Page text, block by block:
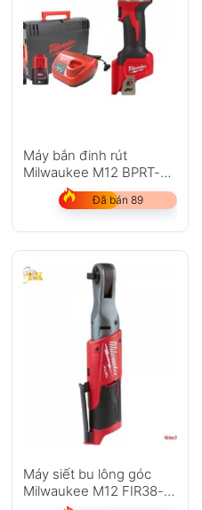
Máy bắn đinh rút
Milwaukee M12 BPRT-
Đã bán 89
Máy siết bu lông góc
Milwaukee M12 FIR38-